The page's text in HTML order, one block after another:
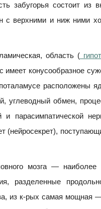
забугорья состоит из
с верхними и ниж ними
область (
имеет конусообразное
расположены
углеводный обмен,
и парасимпатической
(нейросекрет),
мозга —
разделенные
из к-рых самая мощная